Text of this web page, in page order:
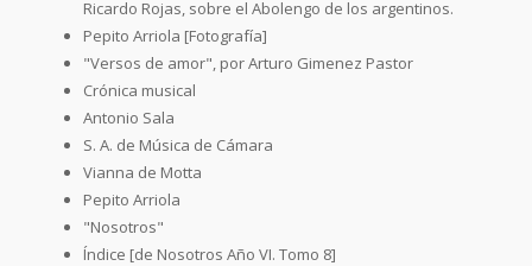
Ricardo Rojas, sobre el Abolengo de los argentinos.
Pepito Arriola [Fotografía]
"Versos de amor", por Arturo Gimenez Pastor
Crónica musical
Antonio Sala
S. A. de Música de Cámara
Vianna de Motta
Pepito Arriola
"Nosotros"
Índice [de Nosotros Año VI. Tomo 8]